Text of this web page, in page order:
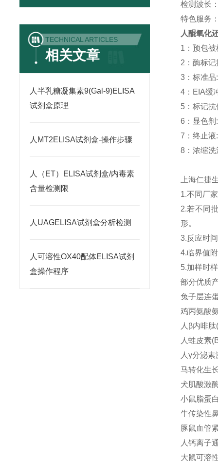
TECHNICAL ARTICLES
相关文章
人半乳糖凝集素9(Gal-9)ELISA
试剂盒原理
人MT2ELISA试剂盒-操作步骤
人（ET）ELISA试剂盒/内毒素
含量检测限
人UAGELISA试剂盒分析检测
人可溶性OX40配体ELISA试剂
盒操作程序
检测波长
特色服务
人醌氧化
1：预包
2：酶标
3：标准
4：EIA缓
5：标记
6：显色剂
7：终止液
8：浓缩
上海仁捷
1.不同厂
2.若不同
形。
3.反应时
4.临界值
5.加样时
部分优质
兔子层连
鸡丙氨酸
人β内啡
人蛙皮素
人γ分泌
马转化生
犬肌酸激
小鼠脂蛋
牛传染性
豚鼠血管
人钙离子
大鼠可溶